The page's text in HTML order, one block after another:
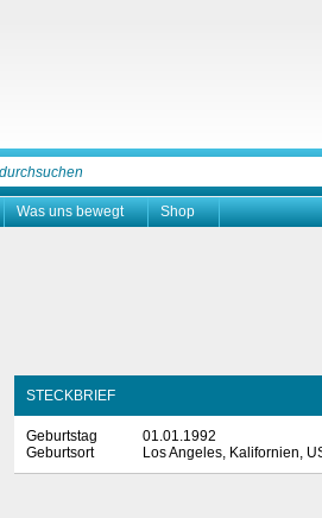
Was uns bewegt Shop
STECKBRIEF
Geburtstag
01.01.1992
Geburtsort
Los Angeles, Kalifornien,